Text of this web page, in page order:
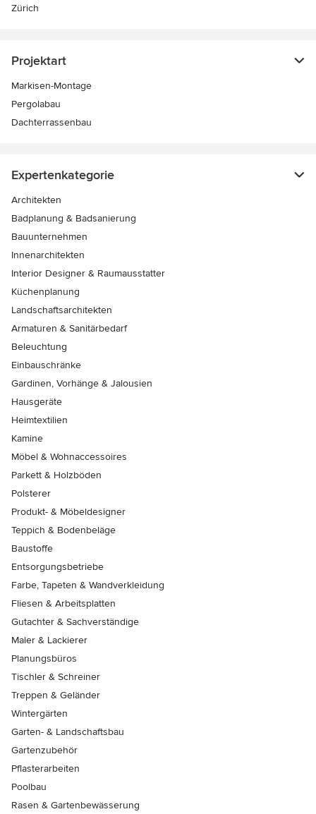
Zürich
Projektart
Markisen-Montage
Pergolabau
Dachterrassenbau
Expertenkategorie
Architekten
Badplanung & Badsanierung
Bauunternehmen
Innenarchitekten
Interior Designer & Raumausstatter
Küchenplanung
Landschaftsarchitekten
Armaturen & Sanitärbedarf
Beleuchtung
Einbauschränke
Gardinen, Vorhänge & Jalousien
Hausgeräte
Heimtextilien
Kamine
Möbel & Wohnaccessoires
Parkett & Holzböden
Polsterer
Produkt- & Möbeldesigner
Teppich & Bodenbeläge
Baustoffe
Entsorgungsbetriebe
Farbe, Tapeten & Wandverkleidung
Fliesen & Arbeitsplatten
Gutachter & Sachverständige
Maler & Lackierer
Planungsbüros
Tischler & Schreiner
Treppen & Geländer
Wintergärten
Garten- & Landschaftsbau
Gartenzubehör
Pflasterarbeiten
Poolbau
Rasen & Gartenbewässerung